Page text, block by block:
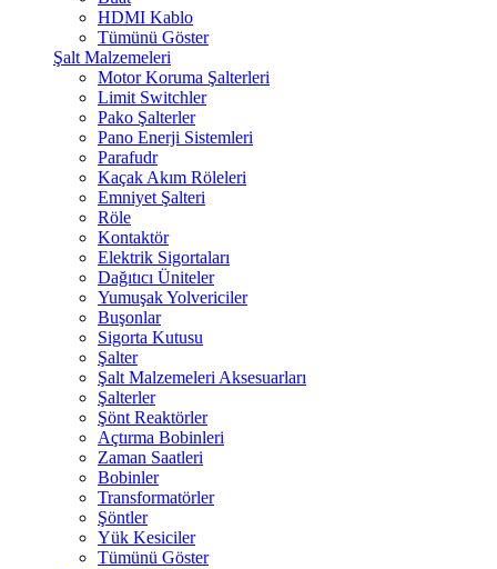
HDMI Kablo
Tümünü Göster
Şalt Malzemeleri
Motor Koruma Şalterleri
Limit Switchler
Pako Şalterler
Pano Enerji Sistemleri
Parafudr
Kaçak Akım Röleleri
Emniyet Şalteri
Röle
Kontaktör
Elektrik Sigortaları
Dağıtıcı Üniteler
Yumuşak Yolvericiler
Buşonlar
Sigorta Kutusu
Şalter
Şalt Malzemeleri Aksesuarları
Şalterler
Şönt Reaktörler
Açtırma Bobinleri
Zaman Saatleri
Bobinler
Transformatörler
Şöntler
Yük Kesiciler
Tümünü Göster